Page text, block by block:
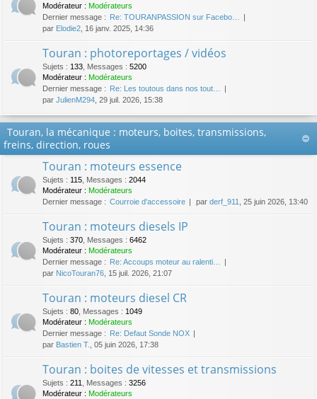
Modérateur : Modérateurs
Dernier message : Re: TOURANPASSION sur Facebo…
par Elodie2 , 16 janv. 2025, 14:36
Touran : photoreportages / vidéos
Sujets : 133 Messages : 5200
Modérateur : Modérateurs
Dernier message : Re: Les toutous dans nos tout…
par JulienM294 , 29 juil. 2026, 15:38
Touran, la mécanique : moteurs, boites, transmissions,
freins, direction, roues
Touran : moteurs essence
Sujets : 115 Messages : 2044
Modérateur : Modérateurs
Dernier message : Courroie d'accessoire par derf_911 , 25 juin 2026, 13:40
Touran : moteurs diesels IP
Sujets : 370 Messages : 6462
Modérateur : Modérateurs
Dernier message : Re: Accoups moteur au ralenti…
par NicoTouran76 , 15 juil. 2026, 21:07
Touran : moteurs diesel CR
Sujets : 80 Messages : 1049
Modérateur : Modérateurs
Dernier message : Re: Defaut Sonde NOX
par Bastien T. , 05 juin 2026, 17:38
Touran : boites de vitesses et transmissions
Sujets : 211 Messages : 3256
Modérateur : Modérateurs